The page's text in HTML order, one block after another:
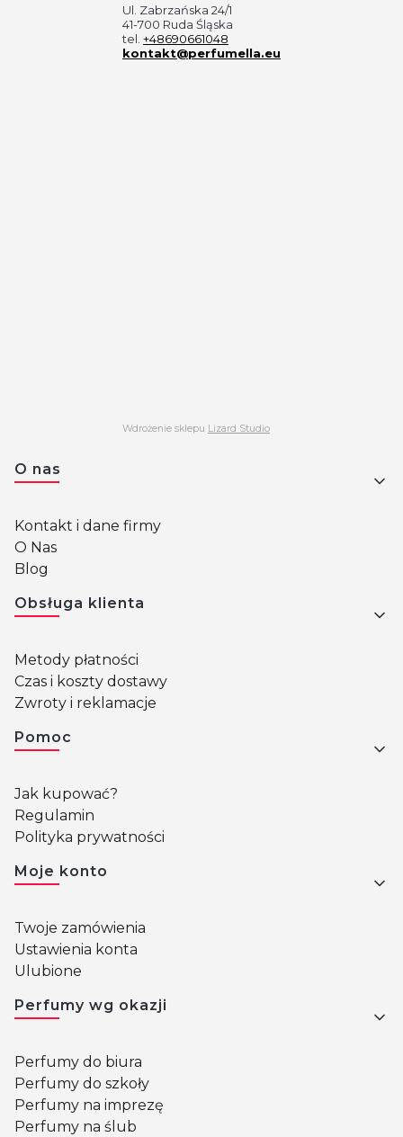
Ul. Zabrzańska 24/1
41-700 Ruda Śląska
tel. +48690661048
kontakt@perfumella.eu
Wdrożenie sklepu Lizard Studio
Linki w stopce
O nas
Kontakt i dane firmy
O Nas
Blog
Obsługa klienta
Metody płatności
Czas i koszty dostawy
Zwroty i reklamacje
Pomoc
Jak kupować?
Regulamin
Polityka prywatności
Moje konto
Twoje zamówienia
Ustawienia konta
Ulubione
Perfumy wg okazji
Perfumy do biura
Perfumy do szkoły
Perfumy na imprezę
Perfumy na ślub